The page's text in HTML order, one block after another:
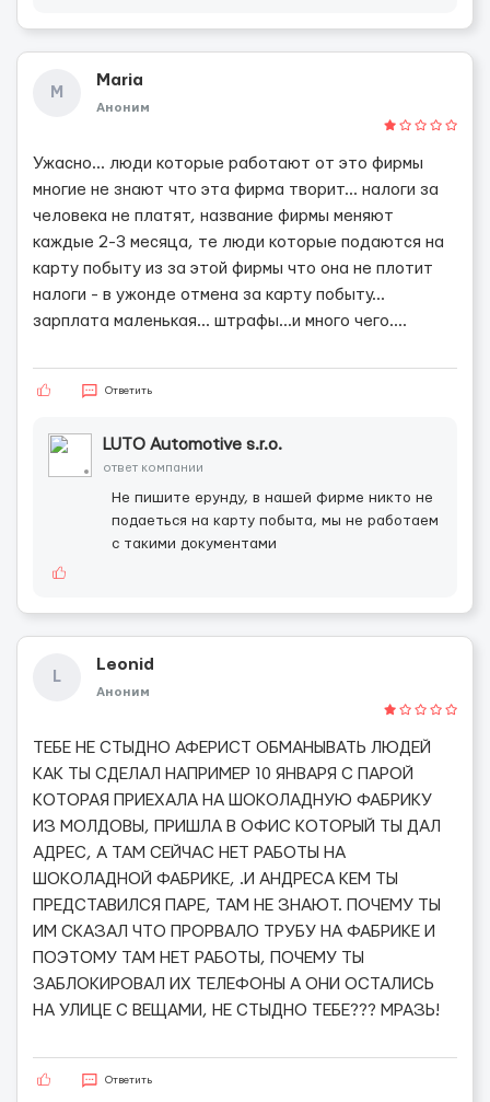
M
Maria
Аноним
Ужасно... люди которые работают от это фирмы
многие не знают что эта фирма творит... налоги за
человека не платят, название фирмы меняют
каждые 2-3 месяца, те люди которые подаются на
карту побыту из за этой фирмы что она не плотит
налоги - в ужонде отмена за карту побыту...
зарплата маленькая... штрафы...и много чего....
Ответить
LUTO Automotive s.r.o.
ответ компании
Не пишите ерунду, в нашей фирме никто не
подаеться на карту побыта, мы не работаем
с такими документами
L
Leonid
Аноним
ТЕБЕ НЕ СТЫДНО АФЕРИСТ ОБМАНЫВАТЬ ЛЮДЕЙ
КАК ТЫ СДЕЛАЛ НАПРИМЕР 10 ЯНВАРЯ С ПАРОЙ
КОТОРАЯ ПРИЕХАЛА НА ШОКОЛАДНУЮ ФАБРИКУ
ИЗ МОЛДОВЫ, ПРИШЛА В ОФИС КОТОРЫЙ ТЫ ДАЛ
АДРЕС, А ТАМ СЕЙЧАС НЕТ РАБОТЫ НА
ШОКОЛАДНОЙ ФАБРИКЕ, .И АНДРЕСА КЕМ ТЫ
ПРЕДСТАВИЛСЯ ПАРЕ, ТАМ НЕ ЗНАЮТ. ПОЧЕМУ ТЫ
ИМ СКАЗАЛ ЧТО ПРОРВАЛО ТРУБУ НА ФАБРИКЕ И
ПОЭТОМУ ТАМ НЕТ РАБОТЫ, ПОЧЕМУ ТЫ
ЗАБЛОКИРОВАЛ ИХ ТЕЛЕФОНЫ А ОНИ ОСТАЛИСЬ
НА УЛИЦЕ С ВЕЩАМИ, НЕ СТЫДНО ТЕБЕ??? МРАЗЬ!
Ответить